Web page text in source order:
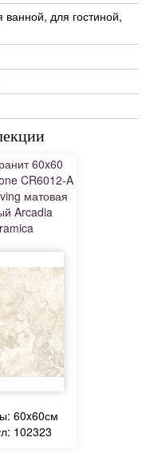
ванной, для гостиной,
60x60
CR6012-A
матовая
Arcadia
60x60см
102323